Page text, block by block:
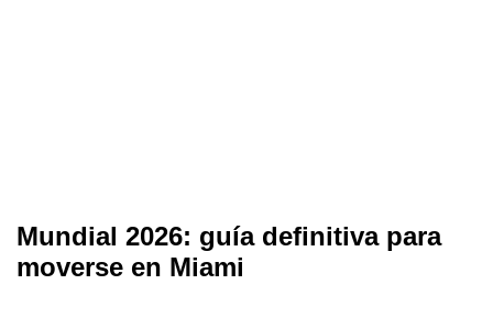
Mundial 2026: guía definitiva para
moverse en Miami